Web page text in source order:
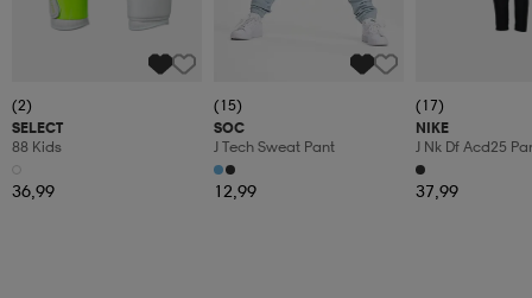
(2)
SELECT
88 Kids
36,99
(15)
SOC
J Tech Sweat Pant
12,99
(17)
NIKE
J Nk Df Acd25
37,99